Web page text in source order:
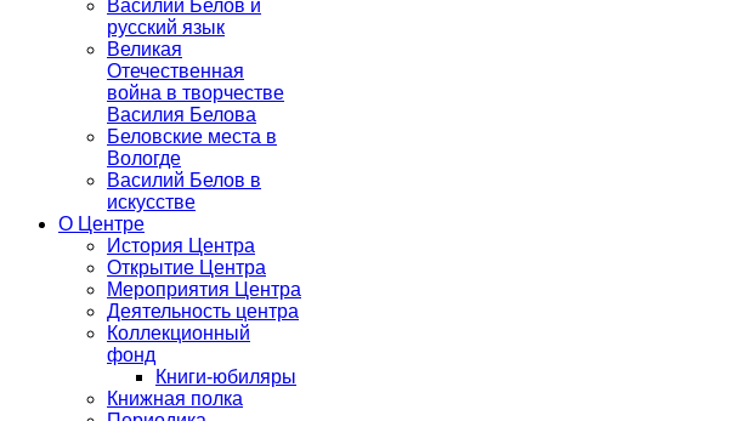
Василий Белов и
русский язык
Великая
Отечественная
война в творчестве
Василия Белова
Беловские места в
Вологде
Василий Белов в
искусстве
О Центре
История Центра
Открытие Центра
Мероприятия Центра
Деятельность центра
Коллекционный
фонд
Книги-юбиляры
Книжная полка